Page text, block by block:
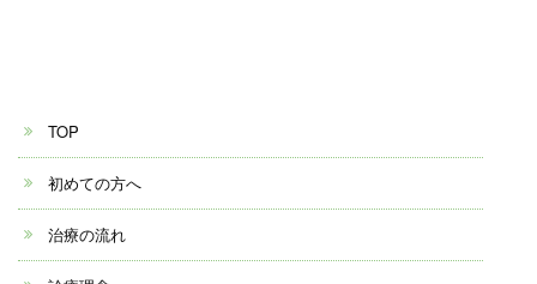
TOP
初めての方へ
治療の流れ